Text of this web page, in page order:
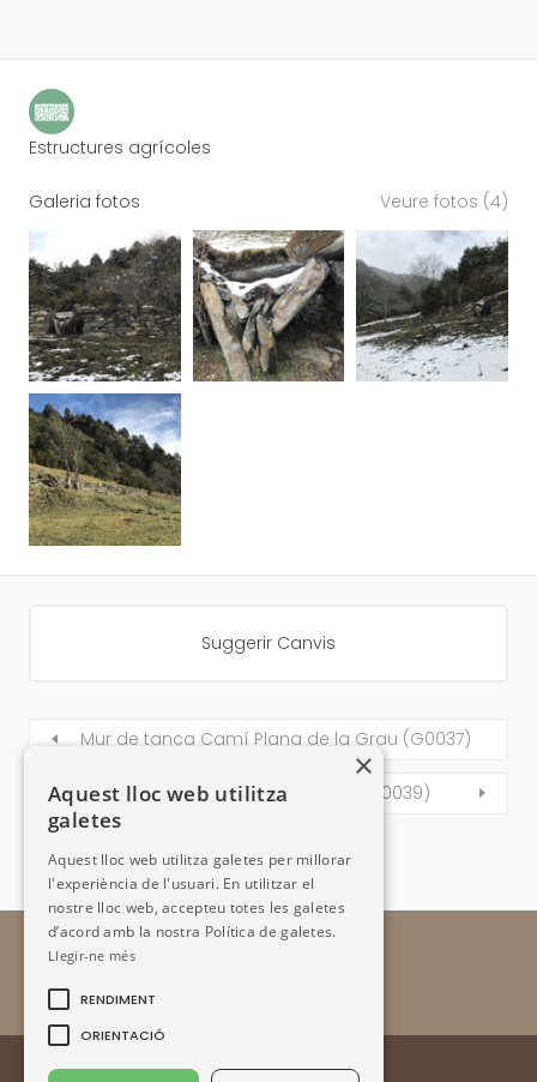
Estructures agrícoles
Galeria fotos Veure fotos (4)
Suggerir Canvis
Mur de tanca Camí Plana de la Grau (G0037)
Feixes de les Bordes Saboiano (G0039)
×
Aquest lloc web utilitza
galetes
Aquest lloc web utilitza galetes per millorar
l'experiència de l'usuari. En utilitzar el
nostre lloc web, accepteu totes les galetes
d’acord amb la nostra Política de galetes.
Llegir-ne més
RENDIMENT
ORIENTACIÓ